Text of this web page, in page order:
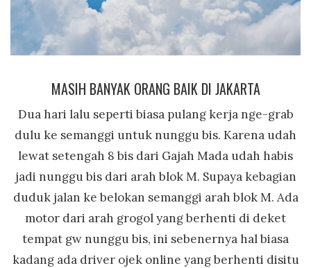
MASIH BANYAK ORANG BAIK DI JAKARTA
Dua hari lalu seperti biasa pulang kerja nge-grab
dulu ke semanggi untuk nunggu bis. Karena udah
lewat setengah 8 bis dari Gajah Mada udah habis
jadi nunggu bis dari arah blok M. Supaya kebagian
duduk jalan ke belokan semanggi arah blok M. Ada
motor dari arah grogol yang berhenti di deket
tempat gw nunggu bis, ini sebenernya hal biasa
kadang ada driver ojek online yang berhenti disitu